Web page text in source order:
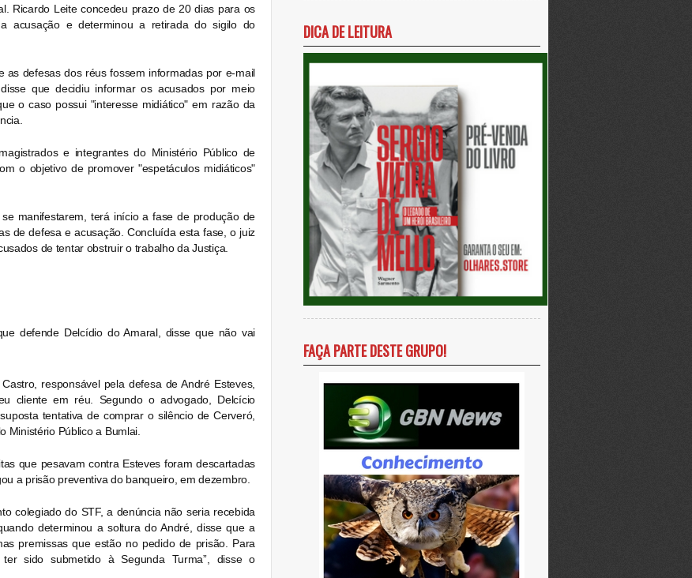
Ricardo Leite concedeu prazo de 20 dias para os
acusação e determinou a retirada do sigilo do
as defesas dos réus fossem informadas por e-mail
que decidiu informar os acusados por meio
o caso possui "interesse midiático" em razão da
e integrantes do Ministério Público de
o objetivo de promover "espetáculos midiáticos"
manifestarem, terá início a fase de produção de
de defesa e acusação. Concluída esta fase, o juiz
de tentar obstruir o trabalho da Justiça.
defende Delcídio do Amaral, disse que não vai
responsável pela defesa de André Esteves,
cliente em réu. Segundo o advogado, Delcício
tentativa de comprar o silêncio de Cerveró,
Ministério Público a Bumlai.
que pesavam contra Esteves foram descartadas
a prisão preventiva do banqueiro, em dezembro.
colegiado do STF, a denúncia não seria recebida
determinou a soltura do André, disse que a
premissas que estão no pedido de prisão. Para
sido submetido à Segunda Turma”, disse o
DICA DE LEITURA
FAÇA PARTE DESTE GRUPO!